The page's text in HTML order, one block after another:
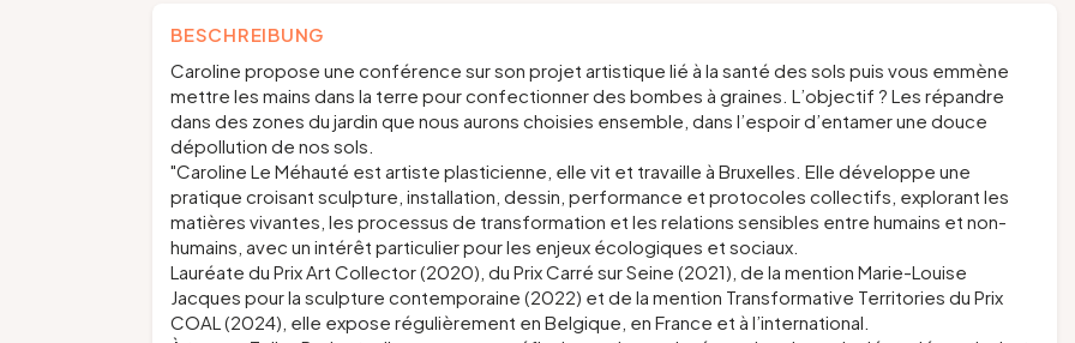
BESCHREIBUNG
Caroline propose une conférence sur son projet artistique lié à la santé des sols puis vous emmène
mettre les mains dans la terre pour confectionner des bombes à graines. L’objectif ? Les répandre
dans des zones du jardin que nous aurons choisies ensemble, dans l’espoir d’entamer une douce
dépollution de nos sols.
"Caroline Le Méhauté est artiste plasticienne, elle vit et travaille à Bruxelles. Elle développe une
pratique croisant sculpture, installation, dessin, performance et protocoles collectifs, explorant les
matières vivantes, les processus de transformation et les relations sensibles entre humains et non-
humains, avec un intérêt particulier pour les enjeux écologiques et sociaux.
Lauréate du Prix Art Collector (2020), du Prix Carré sur Seine (2021), de la mention Marie-Louise
Jacques pour la sculpture contemporaine (2022) et de la mention Transformative Territories du Prix
COAL (2024), elle expose régulièrement en Belgique, en France et à l’international.